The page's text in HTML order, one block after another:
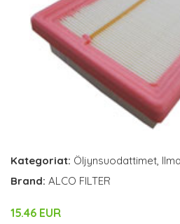
Kategoriat: Öljynsuodattimet,
Brand: ALCO FILTER
15.46 EUR